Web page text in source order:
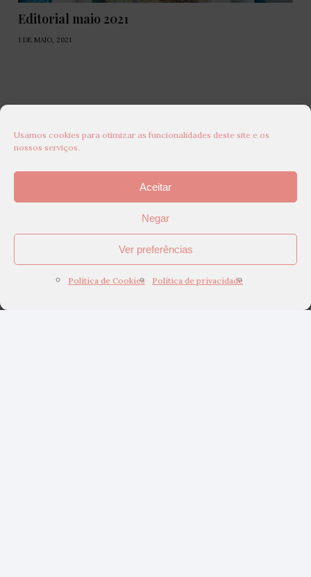
Usamos cookies para otimizar as funcionalidades deste site e os
nossos serviços.
Aceitar
Negar
Ver preferências
Política de Cookies Política de privacidade
Editorial maio 2021
1 DE MAIO, 2021